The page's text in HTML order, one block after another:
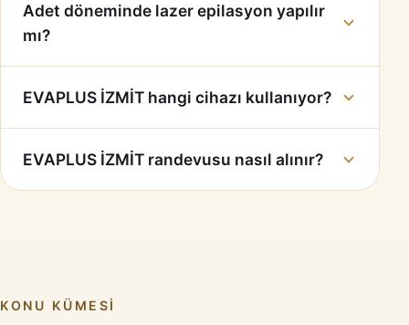
Adet döneminde lazer epilasyon yapılır
mı?
EVAPLUS İZMİT hangi cihazı kullanıyor?
EVAPLUS İZMİT randevusu nasıl alınır?
KONU KÜMESI